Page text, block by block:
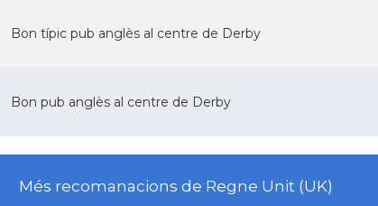
Bon típic pub anglès al centre de Derby
Bon pub anglès al centre de Derby
Més recomanacions de Regne Unit (UK)